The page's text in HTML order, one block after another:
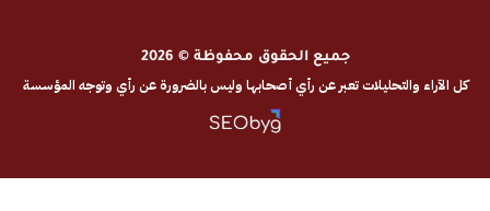
جميع الحقوق محفوظة © 2026
تعبر عن رأي أصحابها وليس بالضرورة عن رأي وتوجه المؤسسة